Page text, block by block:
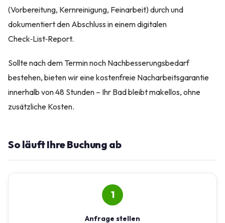
(Vorbereitung, Kernreinigung, Feinarbeit) durch und
dokumentiert den Abschluss in einem digitalen
Check‑List‑Report.
Sollte nach dem Termin noch Nachbesserungsbedarf
bestehen, bieten wir eine kostenfreie Nacharbeitsgarantie
innerhalb von 48 Stunden – Ihr Bad bleibt makellos, ohne
zusätzliche Kosten.
So läuft Ihre Buchung ab
1
Anfrage stellen